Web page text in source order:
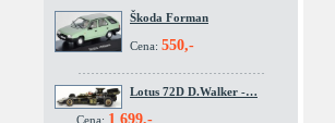
Škoda Forman
Cena: 550,-
Lotus 72D D.Walker -…
Cena: 1 699,-